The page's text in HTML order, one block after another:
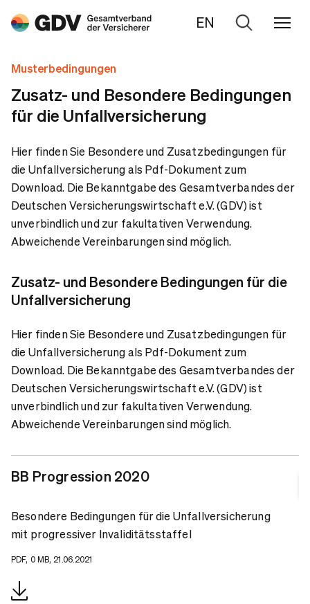
EN
Zur
Musterbedingungen
Zusatz- und Besondere Bedingungen
für die Unfallversicherung
Hier finden Sie Besondere und Zusatzbedingungen für
die Unfallversicherung als Pdf-Dokument zum
Download. Die Bekanntgabe des Gesamtverbandes der
Deutschen Versicherungswirtschaft e.V. (GDV) ist
unverbindlich und zur fakultativen Verwendung.
Abweichende Vereinbarungen sind möglich.
Zusatz- und Besondere Bedingungen für die
Unfallversicherung
Hier finden Sie Besondere und Zusatzbedingungen für
die Unfallversicherung als Pdf-Dokument zum
Download. Die Bekanntgabe des Gesamtverbandes der
Deutschen Versicherungswirtschaft e.V. (GDV) ist
unverbindlich und zur fakultativen Verwendung.
Abweichende Vereinbarungen sind möglich.
BB Progression 2020
Besondere Bedingungen für die Unfallversicherung
mit progressiver Invaliditätsstaffel
PDF, 0 MB, 21.06.2021